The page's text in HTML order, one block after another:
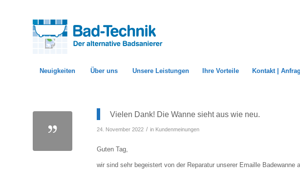
Neuigkeiten Über uns Unsere Leistungen Ihre Vorteile Kontakt |
Vielen Dank! Die Wanne sieht aus wie neu.
24. November 2022 / in Kundenmeinungen
Guten Tag,
wir sind sehr begeistert von der Reparatur unserer Emaille